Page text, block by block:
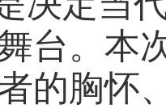
台。本
的胸怀